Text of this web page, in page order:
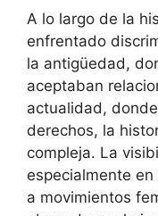
A lo largo de la
enfrentado
la antigüedad,
aceptaban
actualidad,
derechos, la
compleja. La
especialmente
a movimientos